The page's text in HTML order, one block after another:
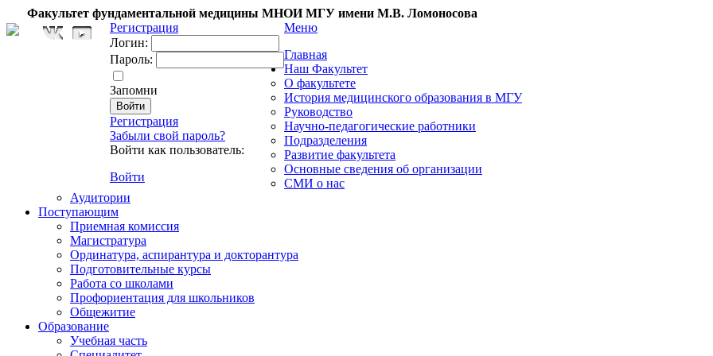
Факультет фундаментальной медицины МНОИ МГУ имени М.В. Ломоносова
Регистрация
Логин:
Пароль:
Запомни
Регистрация
Забыли свой пароль?
Войти как пользователь:
Войти
Меню
Главная
Наш Факультет
О факультете
История медицинского образования в МГУ
Руководство
Научно-педагогические работники
Подразделения
Развитие факультета
Основные сведения об организации
СМИ о нас
Аудитории
Поступающим
Приемная комиссия
Магистратура
Ординатура, аспирантура и докторантура
Подготовительные курсы
Работа со школами
Профориентация для школьников
Общежитие
Образование
Учебная часть